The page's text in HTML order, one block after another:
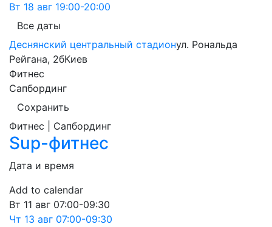
Вт 18 авг 19:00-20:00
Все даты
Деснянский центральный стадионул. Рональда
Рейгана, 2бКиев
Фитнес
Сапбординг
Сохранить
Фитнес | Сапбординг
Sup-фитнес
Дата и время
Add to calendar
Вт 11 авг 07:00-09:30
Чт 13 авг 07:00-09:30